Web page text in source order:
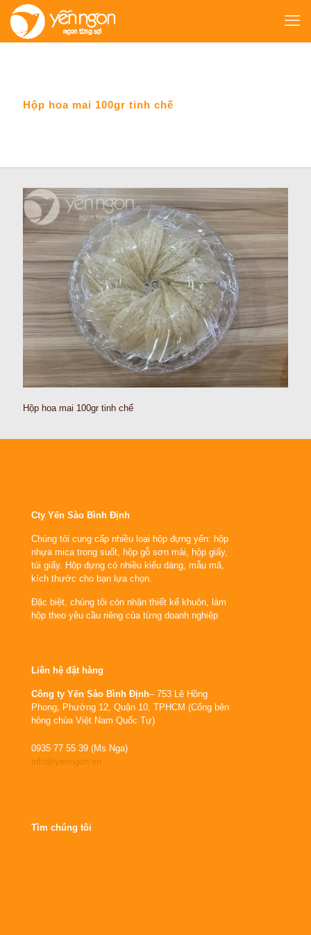
Hộp hoa mai 100gr tinh chế
Hộp hoa mai 100gr tinh chế
Cty Yến Sào Bình Định
Chúng tôi cung cấp nhiều loại hộp đựng yến: hộp
nhựa mica trong suốt, hộp gỗ sơn mài, hộp giấy,
túi giấy. Hộp đựng có nhiều kiểu dáng, mẫu mã,
kích thước cho bạn lựa chọn.
Đặc biệt, chúng tôi còn nhận thiết kế khuôn, làm
hộp theo yêu cầu riêng của từng doanh nghiệp
Liên hệ đặt hàng
Công ty Yến Sào Bình Định– 753 Lê Hồng
Phong, Phường 12, Quận 10, TPHCM (Cổng bên
hông chùa Việt Nam Quốc Tự)
0935 77 55 39 (Ms Nga)
info@yenngon.vn
Tìm chúng tôi